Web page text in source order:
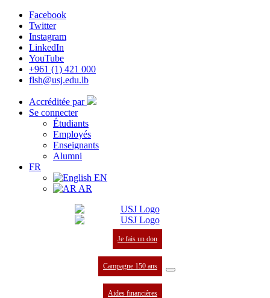
Facebook
Twitter
Instagram
LinkedIn
YouTube
+961 (1) 421 000
flsh@usj.edu.lb
Accréditée par
Se connecter
Étudiants
Employés
Enseignants
Alumni
FR
EN
AR
Je fais un don
Campagne 150 ans
Aides financières